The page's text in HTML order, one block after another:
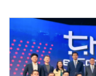
15,000…